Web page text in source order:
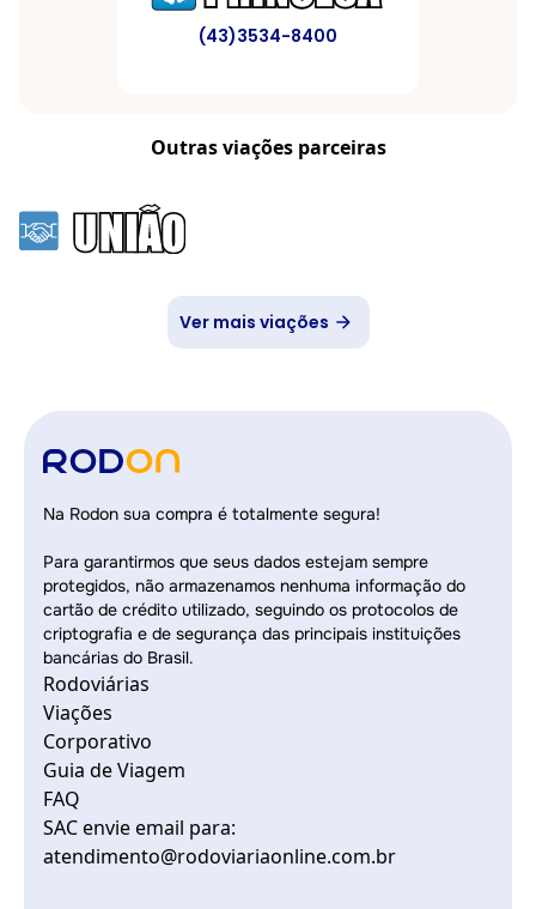
(43)3534-8400
Outras viações parceiras
Ver mais viações
Na Rodon sua compra é totalmente segura!
Para garantirmos que seus dados estejam sempre
protegidos, não armazenamos nenhuma informação do
cartão de crédito utilizado, seguindo os protocolos de
criptografia e de segurança das principais instituições
bancárias do Brasil.
Rodoviárias
Viações
Corporativo
Guia de Viagem
FAQ
SAC envie email para:
atendimento@rodoviariaonline.com.br